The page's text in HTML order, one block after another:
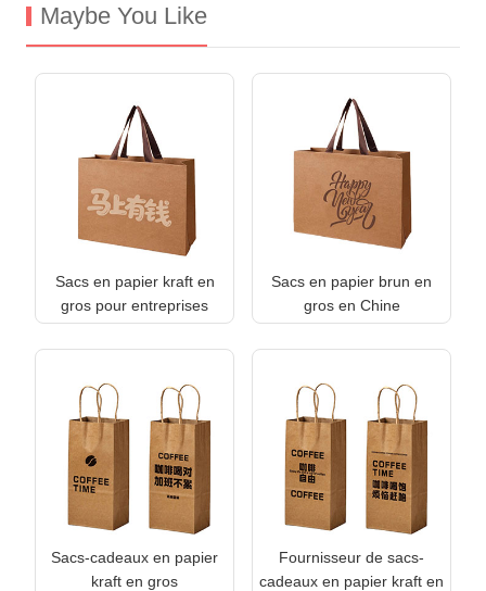
Maybe You Like
Sacs en papier kraft en
gros pour entreprises
Sacs en papier brun en
gros en Chine
Sacs-cadeaux en papier
kraft en gros
Fournisseur de sacs-
cadeaux en papier kraft en